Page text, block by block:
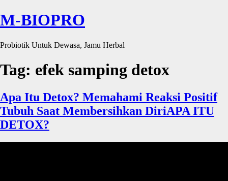
M-BIOPRO
Probiotik Untuk Dewasa, Jamu Herbal
Tag: efek samping detox
Apa Itu Detox? Memahami Reaksi Positif
Tubuh Saat Membersihkan DiriAPA ITU
DETOX?